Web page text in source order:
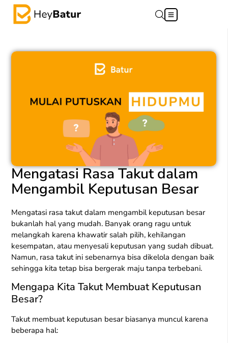
Mengatasi Rasa Takut dalam
Mengambil Keputusan Besar
Mengatasi rasa takut dalam mengambil keputusan besar
bukanlah hal yang mudah. Banyak orang ragu untuk
melangkah karena khawatir salah pilih, kehilangan
kesempatan, atau menyesali keputusan yang sudah dibuat.
Namun, rasa takut ini sebenarnya bisa dikelola dengan baik
sehingga kita tetap bisa bergerak maju tanpa terbebani.
Mengapa Kita Takut Membuat Keputusan
Besar?
Takut membuat keputusan besar biasanya muncul karena
beberapa hal: